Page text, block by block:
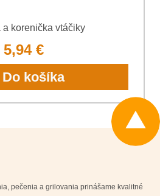
a korenička vtáčiky
5,94 €
košíka
pečenia a grilovania prinášame kvalitné